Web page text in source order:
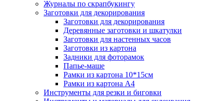
Журналы по скрапбукингу
Заготовки для декорирования
Заготовки для декорирования
Деревянные заготовки и шкатулки
Заготовки для настенных часов
Заготовки из картона
Задники для фоторамок
Папье-маше
Рамки из картона 10*15см
Рамки из картона А4
Инструменты для резки и биговки